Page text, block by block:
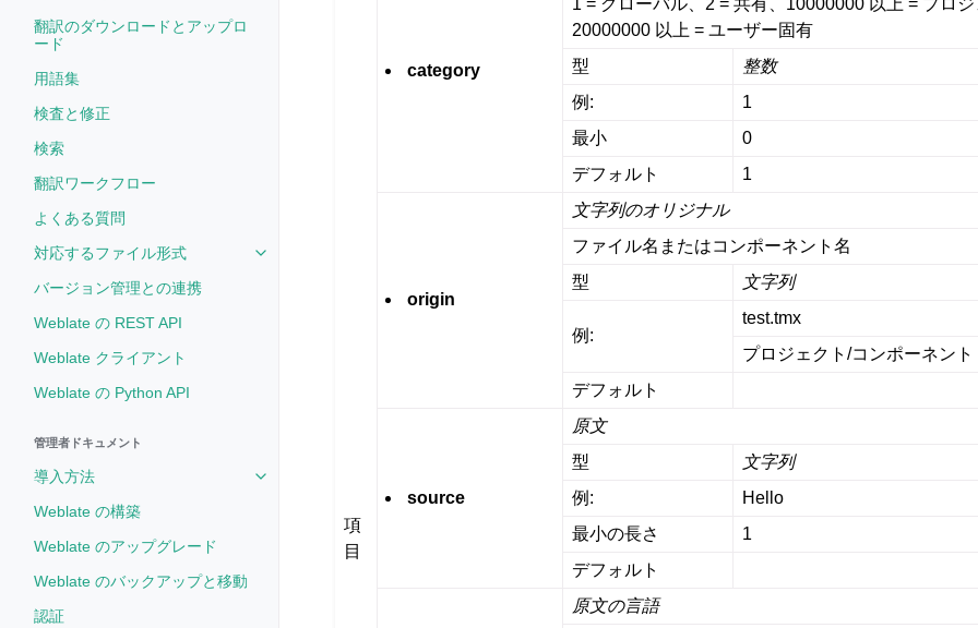
翻訳のダウンロードとアップロ
ード
用語集
検査と修正
検索
翻訳ワークフロー
よくある質問
対応するファイル形式
Toggle navigation of 対応するファイル形式
バージョン管理との連携
Weblate の REST API
Weblate クライアント
Weblate の Python API
管理者ドキュメント
導入方法
Toggle navigation of 導入方法
Weblate の構築
Weblate のアップグレード
Weblate のバックアップと移動
認証
項
目
category
1 = グローバル、2 = 共有、10000000 以上 = プロ
20000000 以上 = ユーザー固有
型
整数
例:
1
最小
0
デフォルト
1
origin
文字列のオリジナル
ファイル名またはコンポーネント名
型
文字列
例:
test.tmx
プロジェクト/コンポーネント
デフォルト
source
原文
型
文字列
例:
Hello
最小の長さ
1
デフォルト
原文の言語